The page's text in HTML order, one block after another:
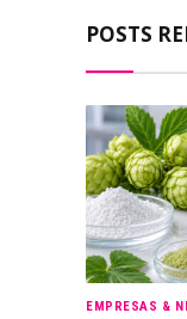
POSTS
EMPRESAS &